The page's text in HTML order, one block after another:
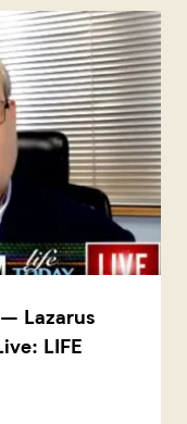
Lazarus
LIFE